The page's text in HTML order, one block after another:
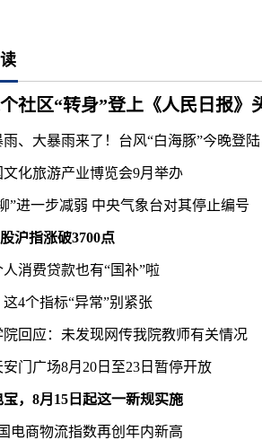
社区“转身”登上《人民日报》
文化旅游产业博览会9月举办
”进一步减弱 中央气象台对其停止编号
沪指涨破3700点
消费贷款也有“国补”啦
4个指标“异常”别紧张
院回应：未发现网传我院教师有关情况
门广场8月20日至23日暂停开放
，8月15日起这一新规实施
电商物流指数再创年内新高